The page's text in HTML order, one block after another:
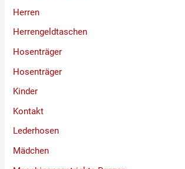
Herren
Herrengeldtaschen
Hosenträger
Hosenträger
Kinder
Kontakt
Lederhosen
Mädchen